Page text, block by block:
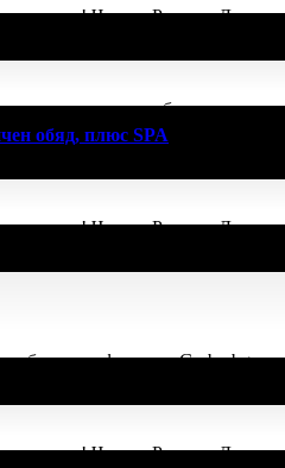
празник! Честит Рожден Ден от
всички и грабна първия
обяд, плюс SPA
празник! Честит Рожден Ден от
три оферти от Grabo.bg за
празник! Честит Рожден Ден от